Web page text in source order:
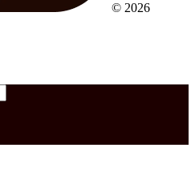
© 2026